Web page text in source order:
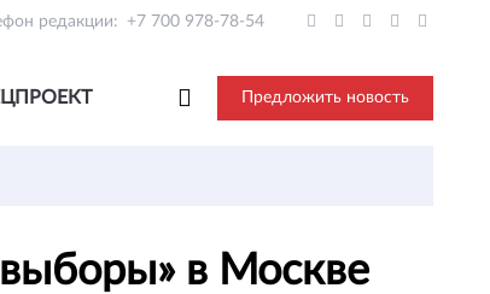
редакции: +7 700 978-78-54
Предложить новость
в Москве